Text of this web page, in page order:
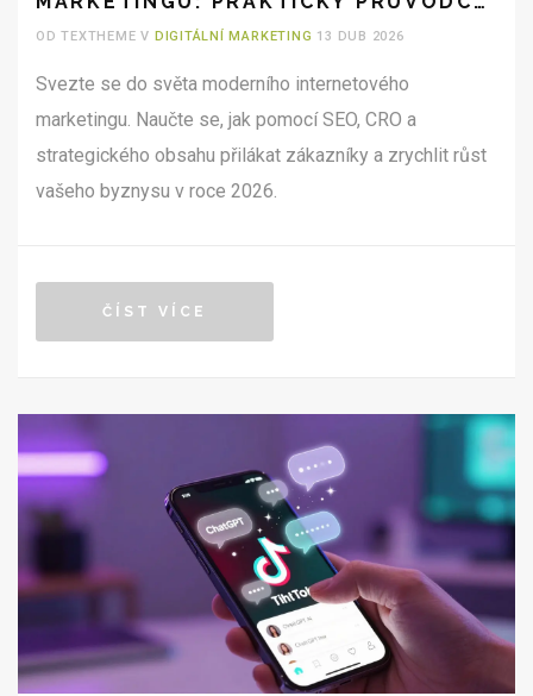
PRO RŮST FIRMY
OD TEXTHEME V DIGITÁLNÍ MARKETING 13 DUB 2026
Svezte se do světa moderního internetového
marketingu. Naučte se, jak pomocí SEO, CRO a
strategického obsahu přilákat zákazníky a zrychlit růst
vašeho byznysu v roce 2026.
ČÍST VÍCE